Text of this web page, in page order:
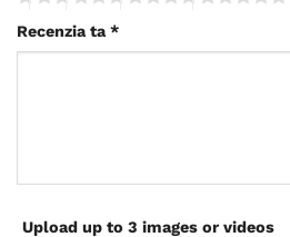
Recenzia ta *
Upload up to 3 images or videos